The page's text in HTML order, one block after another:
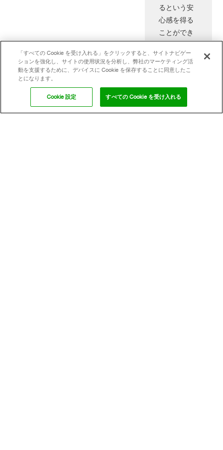
るという安
心感を得る
ことができ
詳しくはこちら
「すべての Cookie を受け入れる」をクリックすると、サイトナビゲー
ションを強化し、サイトの使用状況を分析し、弊社のマーケティング活
動を支援するために、デバイスに Cookie を保存することに同意したこ
とになります。
Cookie 設定 すべての Cookie を受け入れる